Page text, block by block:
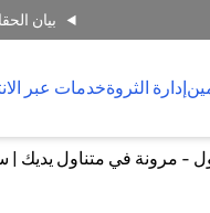
بيان
إدارة الثروةخدمات عبر
- مرونة في متناول يديك |